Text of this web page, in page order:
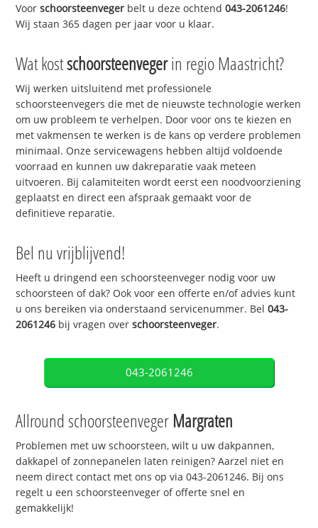
Voorschoorsteenveger belt u deze ochtend043-2061246!
Wij staan 365 dagen per jaar voor u klaar.
Wat kostschoorsteenvegerin regio Maastricht?
Wij werken uitsluitend met professionele
schoorsteenvegers die met de nieuwste technologie werken
om uw probleem te verhelpen. Door voor ons te kiezen en
met vakmensen te werken is de kans op verdere problemen
minimaal. Onze servicewagens hebben altijd voldoende
voorraad en kunnen uw dakreparatie vaak meteen
uitvoeren. Bij calamiteiten wordt eerst een noodvoorziening
geplaatst en direct een afspraak gemaakt voor de
definitieve reparatie.
Bel nu vrijblijvend!
Heeft u dringend een schoorsteenveger nodig voor uw
schoorsteen of dak? Ook voor een offerte en/of advies kunt
u ons bereiken via onderstaand servicenummer. Bel043-
2061246 bij vragen overschoorsteenveger.
043-2061246
Allround schoorsteenveger Margraten
Problemen met uw schoorsteen, wilt u uw dakpannen,
dakkapel of zonnepanelen laten reinigen? Aarzel niet en
neem direct contact met ons op via 043-2061246. Bij ons
regelt u een schoorsteenveger of offerte snel en
gemakkelijk!